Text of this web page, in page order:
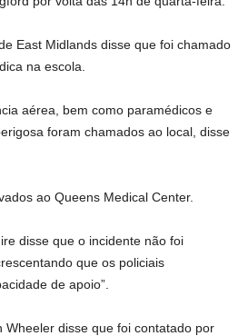
East Midlands disse que foi chamado
na escola.
aérea, bem como paramédicos e
foram chamados ao local, disse
ao Queens Medical Center.
disse que o incidente não foi
que os policiais
de apoio”.
Wheeler disse que foi contatado por